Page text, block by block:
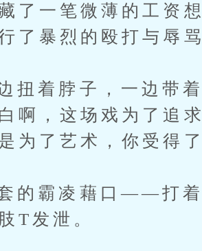
了一笔微薄的工资
了暴烈的殴打与辱骂
脖子，一边带着
啊，这场戏为了追
为了艺术，你受得了
霸凌藉口——打着
T发泄。